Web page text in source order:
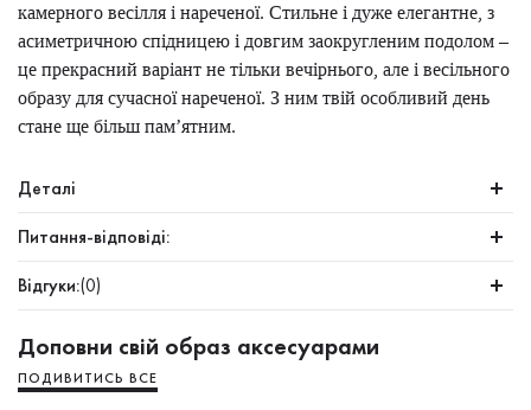
камерного весілля і нареченої. Стильне і дуже елегантне, з
асиметричною спідницею і довгим заокругленим подолом –
це прекрасний варіант не тільки вечірнього, але і весільного
образу для сучасної нареченої. З ним твій особливий день
стане ще більш пам’ятним.
Деталі
Питання-відповіді:
Відгуки:(0)
Доповни свій образ аксесуарами
ПОДИВИТИСЬ ВСЕ